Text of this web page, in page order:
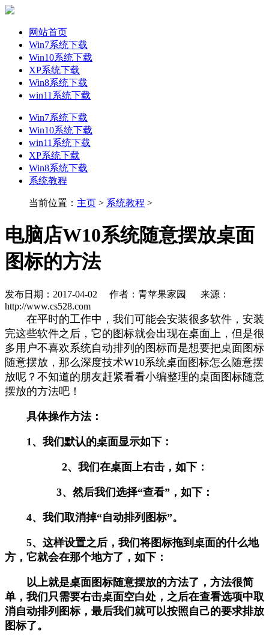
网站首页
Win7系统下载
Win10系统下载
XP系统下载
Win8系统下载
win11系统下载
Win7系统下载
Win10系统下载
win11系统下载
XP系统下载
Win8系统下载
系统教程
当前位置： 主页 > 系统教程 >
电脑店W10系统随意摆放桌面
图标的方法
发布日期：2017-04-02 作者：青苹果家园
来源：
http://www.cs528.com
在平时的工作中，我们可能会安装很多软件，安装
完这些软件之后，它的图标就会出现在桌面上，但是很
多用户不喜欢系统自动排列的图标而是想要把桌面图标
随意摆放，那么深度技术W10系统桌面图标怎么随意摆
放呢？不知道的朋友赶紧看看小编整理的桌面图标随意
摆放的方法吧！
具体操作方法：
1、我们默认的桌面显示如下：
2、我们在桌面上右击，如下：
3、然后我们选择“查看”，如下：
4、我们取消掉“自动排列图标”。
5、这样设置之后，我们将图标拖到桌面的什么地
方，它就会在那个地方了，如下：
以上就是桌面图标随意摆放的方法了，方法很简
单，我们只需要右击桌面空白处，之后在查看选项中取
消自动排列图标，最后我们就可以按照自己的要求排放
图标了。